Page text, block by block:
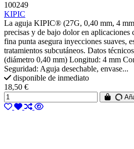
100249
KIPIC
La aguja KIPIC® (27G, 0,40 mm, 4
precisas y de bajo dolor en aplicaciones
fina punta asegura inyecciones suaves,
tratamientos subcutáneos. Datos
(diámetro 0,40 mm) Longitud: 4 mm
Seguridad: Aguja desechable, envase...
disponible de inmediato
18,50 €